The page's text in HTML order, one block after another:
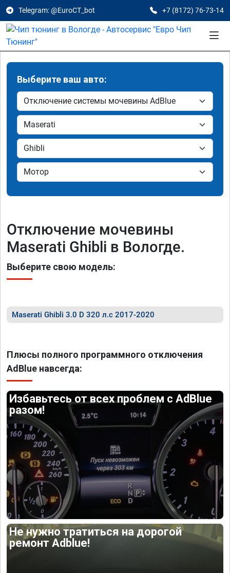
Telegram: @EuroCT_bot +7 (8172) 76-73-14
Выберите ваш авто:
Отключение мочевины
Maserati Ghibli в Вологде.
Выберите свою модель:
Maserati Ghibli 3.0 D 320 л.с 2017-2020
Плюсы полного программного отключения
AdBlue навсегда:
Избавьтесь от всех проблем с AdBlue
разом!
Не нужно тратиться на дорогой
ремонт Adblue!